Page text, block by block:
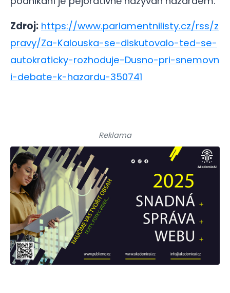
Zdroj: https://www.parlamentnilisty.cz/rss/z
pravy/Za-Kalouska-se-diskutovalo-ted-se-
autokraticky-rozhoduje-Dusno-pri-snemovn
i-debate-k-hazardu-350741
Reklama